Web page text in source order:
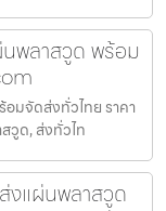
พลาสวูด พร้อม
มจัดส่งทั่วไทย ราคา
วูด, ส่งทั่วไท
งแผ่นพลาสวูด